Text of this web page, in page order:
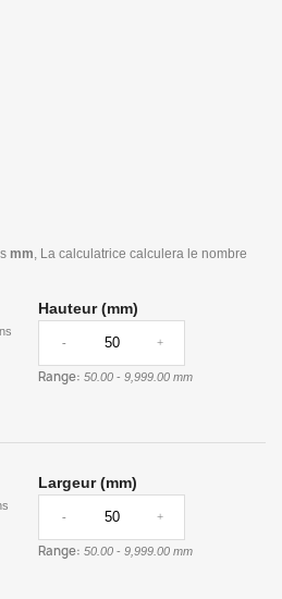
mm , La calculatrice calculera le nombre
Hauteur (mm)
- +
Range: 50.00 - 9,999.00 mm
Largeur (mm)
- +
Range: 50.00 - 9,999.00 mm